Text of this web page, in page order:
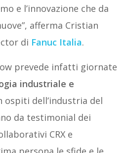
e l’innovazione che da
afferma Cristian
di Fanuc Italia.
prevede infatti giornate
industriale e
ospiti dell’industria del
da testimonial dei
CRX e